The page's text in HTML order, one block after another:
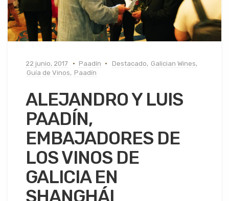
22 junio, 2017 Paadín Destacado, Galician Wines,
Guía de Vinos, Paadín
ALEJANDRO Y LUIS
PAADÍN,
EMBAJADORES DE
LOS VINOS DE
GALICIA EN
SHANGHÁI